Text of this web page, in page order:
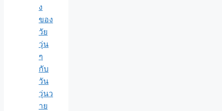
ง
ของ
วัย
วุ่น
ๆ
กับ
วัน
วุ่นว
าย